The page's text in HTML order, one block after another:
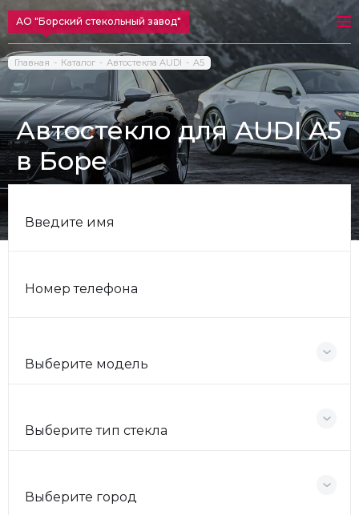
АО "Борский стекольный завод"
Главная Каталог Автостекла AUDI A5
Автостекло для AUDI A5
в Боре
Введите имя
Номер телефона
Выберите модель
Выберите тип стекла
Выберите город